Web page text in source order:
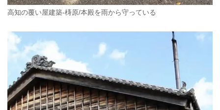
高知の覆い屋建築-梼原/本殿を雨から守っている